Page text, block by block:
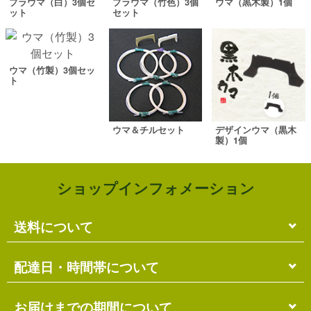
ット
セット
ウマ（竹製）3個セッ
ト
ウマ＆チルセット
デザインウマ（黒木
製）1個
ショップインフォメーション
送料について
単品のみの場合
各商品に記載の送料となります。
配達日・時間帯について
配達日・配達時間帯のご指定は出来ません。